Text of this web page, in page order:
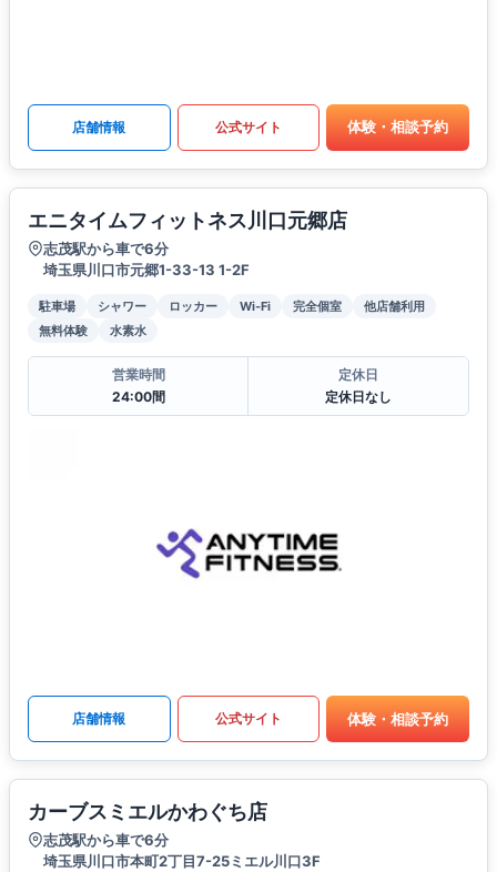
店舗情報 公式サイト 体験・相談予約
エニタイムフィットネス川口元郷店
志茂駅から車で6分
埼玉県川口市元郷1-33-13 1-2F
駐車場 シャワー ロッカー Wi-Fi 完全個室
他店舗利用
無料体験
水素水
営業時間
24:00間
定休日
定休日なし
店舗情報 公式サイト 体験・相談予約
カーブスミエルかわぐち店
志茂駅から車で6分
埼玉県川口市本町2丁目7-25ミエル川口3F